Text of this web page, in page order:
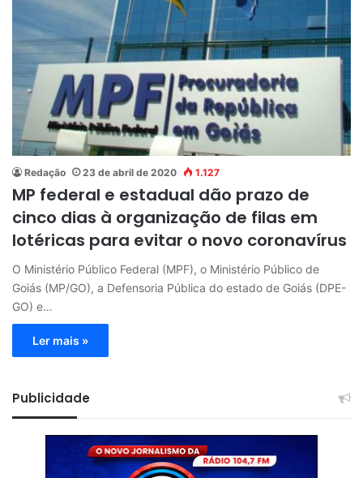
Redação 23 de abril de 2020 1.127
MP federal e estadual dão prazo de
cinco dias à organização de filas em
lotéricas para evitar o novo coronavírus
O Ministério Público Federal (MPF), o Ministério Público de
Goiás (MP/GO), a Defensoria Pública do estado de Goiás (DPE-
GO) e…
Ler mais »
Publicidade